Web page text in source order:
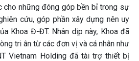
cho những đóng góp bền bỉ trong sự
cứu, góp phần xây dựng nên uy
Khoa Đ-ĐT. Nhân dịp này, Khoa đã
tri ân từ các đơn vị và cá nhân như
Vietnam Holding đã tài trợ thiết bị